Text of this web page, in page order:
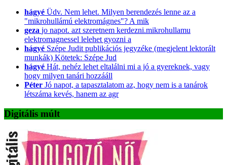
hágyé Üdv. Nem lehet. Milyen berendezés lenne az a
"mikrohullámú elektromágnes"? A mik
geza jo napot. azt szeretnem kerdezni.mikrohullamu
elektromagnessel lelehet gyozni a
hágyé Szépe Judit publikációs jegyzéke (megjelent lektorált
munkák) Kötetek: Szépe Jud
hágyé Hát, nehéz lehet eltalálni mi a jó a gyereknek, vagy
hogy milyen tanári hozzááll
Péter Jó napot, a tapasztalatom az, hogy nem is a tanárok
létszáma kevés, hanem az agr
Digitális múlt